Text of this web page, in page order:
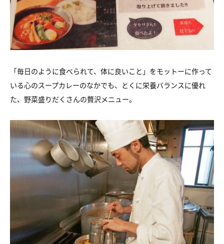
「毎日のように食べられて、体に良いこと」をモットーに作って
いる心のスープカレーのなかでも、とくに栄養バランスに優れ
た、野菜盛りだくさんの贅沢メニュー。